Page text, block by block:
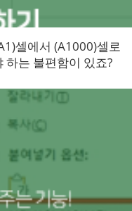
셀에서 (A1000)셀로
하는 불편함이 있죠?